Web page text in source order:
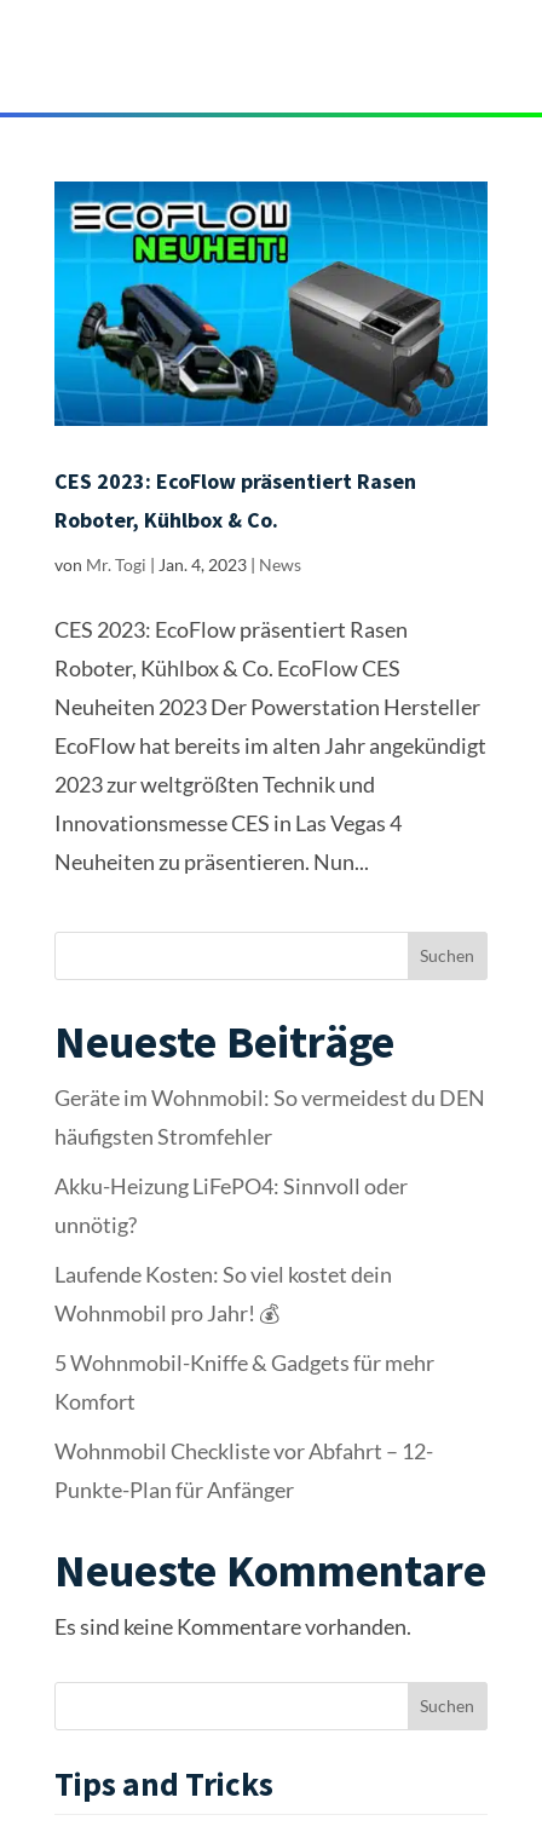
CES 2023: EcoFlow präsentiert Rasen
Roboter, Kühlbox & Co.
von Mr. Togi | Jan. 4, 2023| News
CES 2023: EcoFlow präsentiert Rasen
Roboter, Kühlbox & Co. EcoFlow CES
Neuheiten 2023 Der Powerstation Hersteller
EcoFlow hat bereits im alten Jahr angekündigt
2023 zur weltgrößten Technik und
Innovationsmesse CES in Las Vegas 4
Neuheiten zu präsentieren. Nun...
Suchen
Neueste Beiträge
Geräte im Wohnmobil: So vermeidest du DEN
häufigsten Stromfehler
Akku-Heizung LiFePO4: Sinnvoll oder
unnötig?
Laufende Kosten: So viel kostet dein
Wohnmobil pro Jahr! 💰
5 Wohnmobil-Kniffe & Gadgets für mehr
Komfort
Wohnmobil Checkliste vor Abfahrt – 12-
Punkte-Plan für Anfänger
Neueste Kommentare
Es sind keine Kommentare vorhanden.
Tips and Tricks